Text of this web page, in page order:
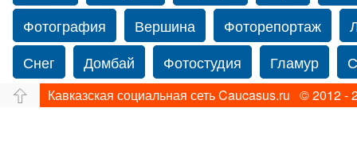
Фотография
Вершина Фоторепортаж
Снег
Домбай Фотостудия Гламур
Путешествие
Перевал Свадьба фото
Кавказская социальная сеть Caucasus.ru © 2012 -